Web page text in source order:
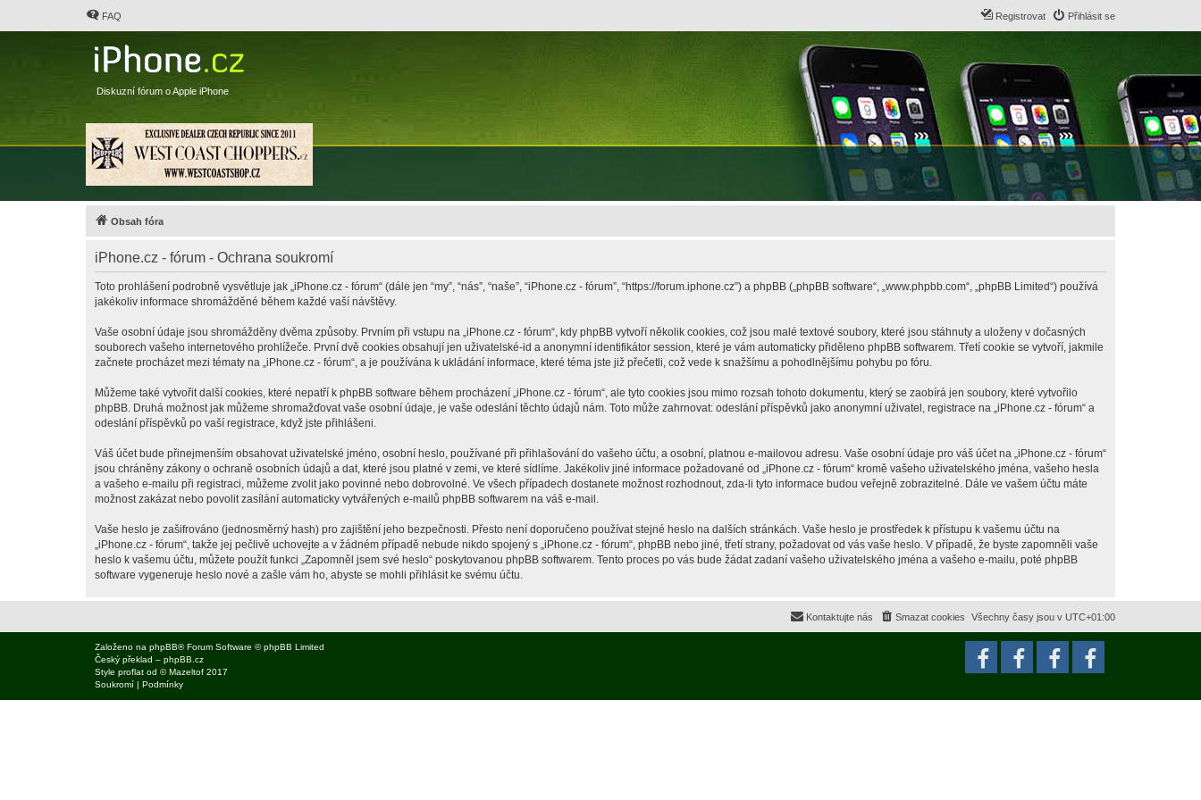
FAQ Přihlásit se
Registrovat
Diskuzní fórum o Apple iPhone
Obsah fóra
iPhone.cz - fórum - Ochrana soukromí
Toto prohlášení podrobně vysvětluje jak „iPhone.cz - fórum“ (dále jen “my”, “nás”, “naše”, “iPhone.cz - fórum”, “https://forum.iphone.cz”) a phpBB („phpBB software“, „www.phpbb.com“, „phpBB Limited“) používá
jakékoliv informace shromážděné během každé vaší návštěvy.
Vaše osobní údaje jsou shromážděny dvěma způsoby. Prvním při vstupu na „iPhone.cz - fórum“, kdy phpBB vytvoří několik cookies, což jsou malé textové soubory, které jsou stáhnuty a uloženy v dočasných
souborech vašeho internetového prohlížeče. První dvě cookies obsahují jen uživatelské-id a anonymní identifikátor session, které je vám automaticky přiděleno phpBB softwarem. Třetí cookie se vytvoří, jakmile
začnete procházet mezi tématy na „iPhone.cz - fórum“, a je používána k ukládání informace, které téma jste již přečetli, což vede k snažšímu a pohodlnějšímu pohybu po fóru.
Můžeme také vytvořit další cookies, které nepatří k phpBB software během procházení „iPhone.cz - fórum“, ale tyto cookies jsou mimo rozsah tohoto dokumentu, který se zaobírá jen soubory, které vytvořilo
phpBB. Druhá možnost jak můžeme shromažďovat vaše osobní údaje, je vaše odeslání těchto údajů nám. Toto může zahrnovat: odeslání příspěvků jako anonymní uživatel, registrace na „iPhone.cz - fórum“ a
odeslání příspěvků po vaší registrace, když jste přihlášeni.
Váš účet bude přinejmenším obsahovat uživatelské jméno, osobní heslo, používané při přihlašování do vašeho účtu, a osobní, platnou e-mailovou adresu. Vaše osobní údaje pro váš účet na „iPhone.cz - fórum“
jsou chráněny zákony o ochraně osobních údajů a dat, které jsou platné v zemi, ve které sídlíme. Jakékoliv jiné informace požadované od „iPhone.cz - fórum“ kromě vašeho uživatelského jména, vašeho hesla
a vašeho e-mailu při registraci, můžeme zvolit jako povinné nebo dobrovolné. Ve všech případech dostanete možnost rozhodnout, zda-li tyto informace budou veřejně zobrazitelné. Dále ve vašem účtu máte
možnost zakázat nebo povolit zasílání automaticky vytvářených e-mailů phpBB softwarem na váš e-mail.
Vaše heslo je zašifrováno (jednosměrný hash) pro zajištění jeho bezpečnosti. Přesto není doporučeno používat stejné heslo na dalších stránkách. Vaše heslo je prostředek k přístupu k vašemu účtu na
„iPhone.cz - fórum“, takže jej pečlivě uchovejte a v žádném případě nebude nikdo spojený s „iPhone.cz - fórum“, phpBB nebo jiné, třetí strany, požadovat od vás vaše heslo. V případě, že byste zapomněli vaše
heslo k vašemu účtu, můžete použít funkci „Zapomněl jsem své heslo“ poskytovanou phpBB softwarem. Tento proces po vás bude žádat zadaní vašeho uživatelského jména a vašeho e-mailu, poté phpBB
software vygeneruje heslo nové a zašle vám ho, abyste se mohli přihlásit ke svému účtu.
Všechny časy jsou v UTC+01:00
Smazat cookies
Kontaktujte nás
Založeno na phpBB® Forum Software © phpBB Limited
Český překlad – phpBB.cz
Style proflat od ©Mazeltof 2017
Soukromí | Podmínky